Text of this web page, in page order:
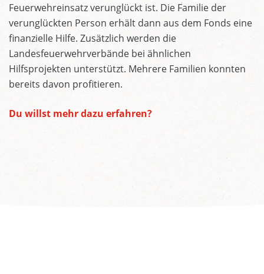
Feuerwehreinsatz verunglückt ist. Die Familie der
verunglückten Person erhält dann aus dem Fonds eine
finanzielle Hilfe. Zusätzlich werden die
Landesfeuerwehrverbände bei ähnlichen
Hilfsprojekten unterstützt. Mehrere Familien konnten
bereits davon profitieren.
Du willst mehr dazu erfahren?